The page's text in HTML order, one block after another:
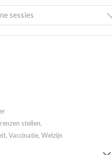
sessies
stellen,
Vaccinatie, Welzijn